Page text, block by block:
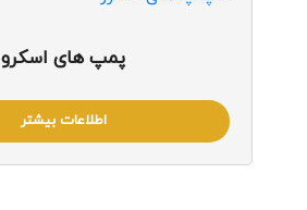
پمپ های اسکرو
اطلاعات بیشتر